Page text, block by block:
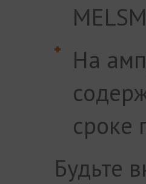
На
сроке
Будьте